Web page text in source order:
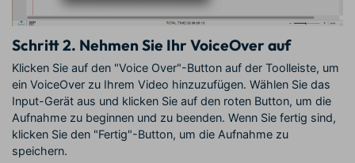
Schritt 2. Nehmen Sie Ihr VoiceOver auf
Klicken Sie auf den "Voice Over"-Button auf der Toolleiste, um
ein VoiceOver zu Ihrem Video hinzuzufügen. Wählen Sie das
Input-Gerät aus und klicken Sie auf den roten Button, um die
Aufnahme zu beginnen und zu beenden. Wenn Sie fertig sind,
klicken Sie den "Fertig"-Button, um die Aufnahme zu
speichern.